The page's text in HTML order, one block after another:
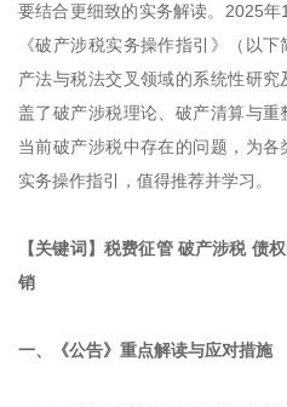
要结合更细致的实务解读。2025
《破产涉税实务操作指引》（以
产法与税法交叉领域的系统性研
盖了破产涉税理论、破产清算与
当前破产涉税中存在的问题，为
实务操作指引，值得推荐并学习。
【关键词】税费征管 破产涉税 债
销
一、《公告》重点解读与应对措施